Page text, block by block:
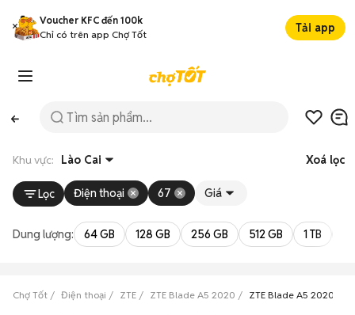
Voucher KFC đến 100k
Chỉ có trên app Chợ Tốt
Tải app
Khu vực: Lào Cai Xoá lọc
Lọc Điện thoại 67 Giá
Dung lượng: 64 GB 128 GB 256 GB 512 GB 1 TB
Chợ Tốt Điện thoại ZTE ZTE Blade A5 2020 ZTE Blade A5 2020 Lào